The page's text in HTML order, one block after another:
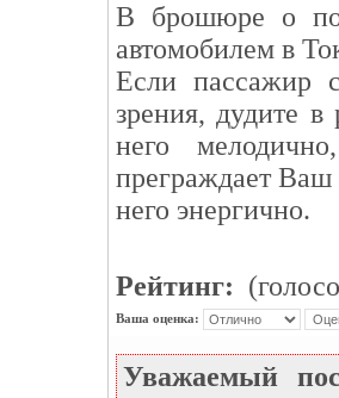
В брошюре о
автомобилем в
Если пассажир
зрения, дудите в
него
преграждает Ваш
него энергично.
Рейтинг:
Ваша оценка:
Уважаемый